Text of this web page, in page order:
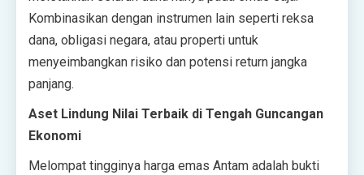
Kombinasikan dengan instrumen lain seperti reksa
dana, obligasi negara, atau properti untuk
menyeimbangkan risiko dan potensi return jangka
panjang.
Aset Lindung Nilai Terbaik di Tengah Guncangan
Ekonomi
Melompat tingginya harga emas Antam adalah bukti